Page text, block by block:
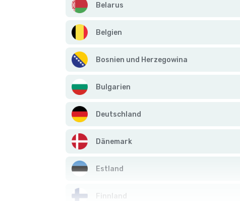
Belarus
Belgien
Bosnien und Herzegowina
Bulgarien
Deutschland
Dänemark
Estland
Finnland